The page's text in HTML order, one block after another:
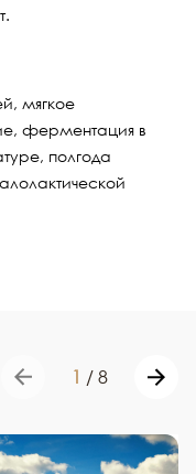
мягкое
ферментация в
полгода
1 / 8